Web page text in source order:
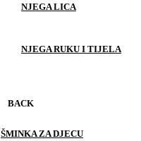
NJEGA LICA
NJEGA RUKU I TIJELA
BACK
ŠMINKA ZA DJECU